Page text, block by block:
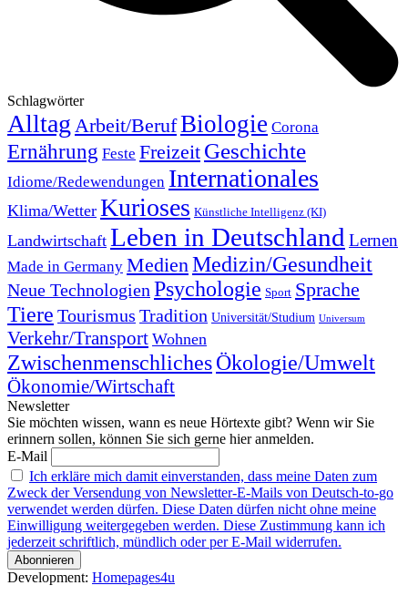
Schlagwörter
Alltag Arbeit/BerufBiologie Corona
Ernährung Feste Freizeit Geschichte
Idiome/Redewendungen Internationales
Klima/Wetter Kurioses Künstliche Intelligenz (KI)
Landwirtschaft Leben in Deutschland Lernen
Made in Germany Medien Medizin/Gesundheit
Neue Technologien Psychologie Sport Sprache
Tiere Tourismus Tradition Universität/Studium Universum
Verkehr/Transport Wohnen
ZwischenmenschlichesÖkologie/Umwelt
Ökonomie/Wirtschaft
Newsletter
Sie möchten wissen, wann es neue Hörtexte gibt? Wenn wir Sie
erinnern sollen, können Sie sich gerne hier anmelden.
E-Mail
Ich erkläre mich damit einverstanden, dass meine Daten zum
Zweck der Versendung von Newsletter-E-Mails von Deutsch-to-go
verwendet werden dürfen. Diese Daten dürfen nicht ohne meine
Einwilligung weitergegeben werden. Diese Zustimmung kann ich
jederzeit schriftlich, mündlich oder per E-Mail widerrufen.
Development: Homepages4u